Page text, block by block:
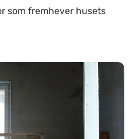
som fremhever husets